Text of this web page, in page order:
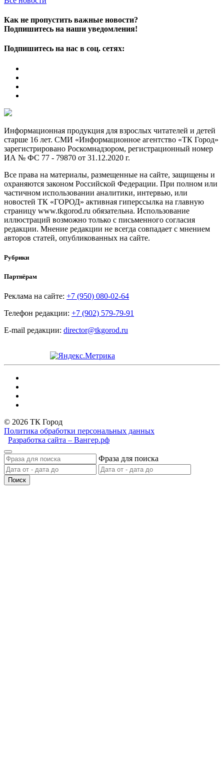
Как не пропустить важные новости?
Подпишитесь на наши уведомления!
Подпишитесь на нас в соц. сетях:
Информационная продукция для взрослых читателей и детей
старше 16 лет. СМИ «Информационное агентство «ТК Город»
зарегистрировано Роскомнадзором, регистрационный номер
ИА № ФС 77 - 79870 от 31.12.2020 г.
Все права на материалы, размещенные на сайте, защищены и
охраняются законом Российской Федерации. При полном или
частичном использовании аналитики, интервью, или
новостей ТК «ГОРОД» активная гиперссылка на главную
страницу www.tkgorod.ru обязательна. Использование
иллюстраций возможно только с письменного согласия
редакции. Мнение редакции не всегда совпадает с мнением
авторов статей, опубликованных на сайте.
Рубрики
Партнёрам
Реклама на сайте: +7 (950) 080-02-64
Телефон редакции: +7 (902) 579-79-91
E-mail редакции: director@tkgorod.ru
© 2026 ТК Город
Политика обработки персональных данных
Разработка сайта – Вангер.рф
Фраза для поиска
Поиск